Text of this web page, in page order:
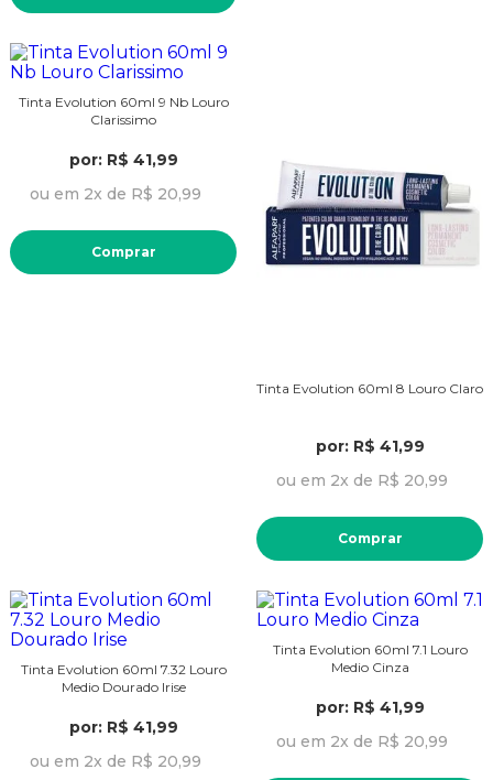
Tinta Evolution 60ml 9 Nb Louro
Clarissimo
por: R$ 41,99
ou em 2x de R$ 20,99
Comprar
Tinta Evolution 60ml 8 Louro Claro
por: R$ 41,99
ou em 2x de R$ 20,99
Comprar
Tinta Evolution 60ml 7.32 Louro
Medio Dourado Irise
por: R$ 41,99
ou em 2x de R$ 20,99
Tinta Evolution 60ml 7.1 Louro
Medio Cinza
por: R$ 41,99
ou em 2x de R$ 20,99